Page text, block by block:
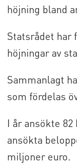
höjning bland
Statsrådet har
höjningar av
Sammanlagt
som fördelas
I år ansökte
ansökta
miljoner euro.